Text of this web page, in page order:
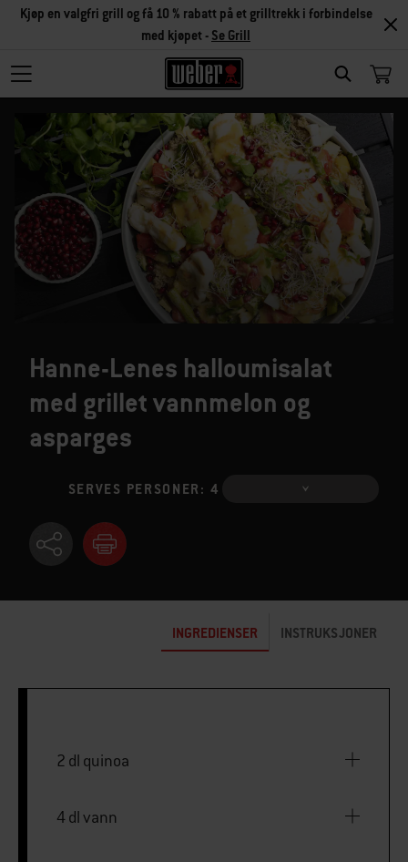
SEARCH
Kjøp en valgfri grill og få 10 % rabatt på et grilltrekk i forbindelse
med kjøpet - Se Grill
Hanne-Lenes halloumisalat
med grillet vannmelon og
asparges
SERVES PERSONER: 4
INGREDIENSER INSTRUKSJONER
2 dl quinoa
4 dl vann